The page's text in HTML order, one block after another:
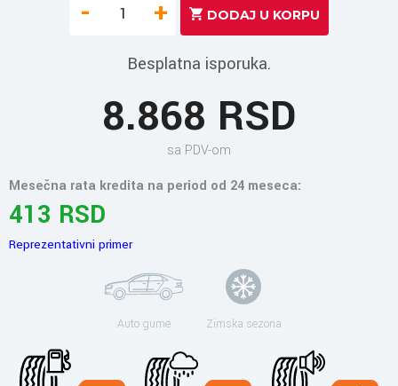
- +
Besplatna isporuka.
8.868 RSD
sa PDV-om
Mesečna rata kredita na period od 24 meseca:
413 RSD
Reprezentativni primer
Auto gume Zimska sezona